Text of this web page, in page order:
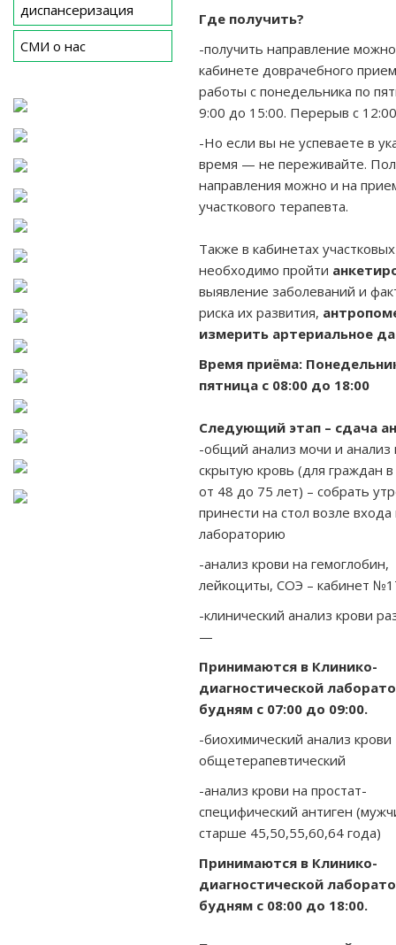
диспансеризация
СМИ о нас
Где получить?
-получить направление
кабинете доврачебного
работы с понедельника по
9:00 до 15:00. Перерыв с
-Но если вы не успеваете в
время — не переживайте.
направления можно и на
участкового терапевта.
Также в кабинетах
необходимо пройти
выявление заболеваний и
риска их развития,
измерить артериальное
Время приёма:
пятница с 08:00 до 18:00
Следующий этап – сдача
-общий анализ мочи и анализ
скрытую кровь (для граждан в
от 48 до 75 лет) – собрать
принести на стол возле входа
лабораторию
-анализ крови на гемоглобин,
лейкоциты, СОЭ – кабинет
-клинический анализ крови
—
Принимаются в Клинико-
диагностической
будням с 07:00 до 09:00.
-биохимический анализ крови
общетерапевтический
-анализ крови на простат-
специфический антиген
старше 45,50,55,60,64 года)
Принимаются в Клинико-
диагностической
будням с 08:00 до 18:00.